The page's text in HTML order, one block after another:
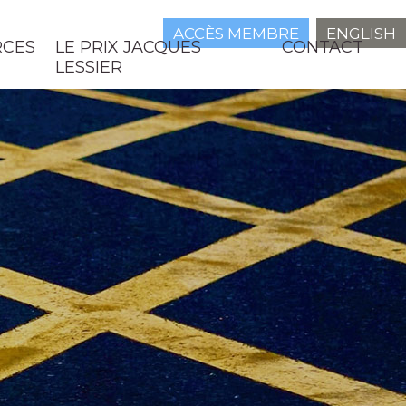
ACCÈS MEMBRE ENGLISH
LE PRIX JACQUES
LESSIER
CONTACT